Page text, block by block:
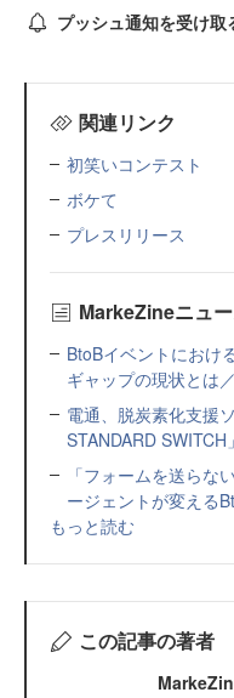
プッシュ通知を受け取
関連リンク
初笑いコンテスト
ボケて
プレスリリース
MarkeZineニュ
BtoBイベントにおけ
ギャップの現状とは
電通、脱炭素化支援
STANDARD
「フォームを送らな
ージェントが変える
もっと読む
この記事の著者